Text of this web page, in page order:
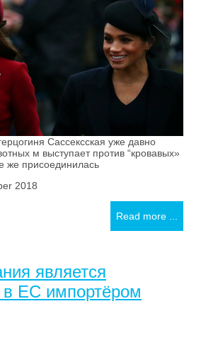
Сассексская уже давно
м выступает против “кровавых»
же присоединилась
2018
Read more ...
является
ЕС импортёром